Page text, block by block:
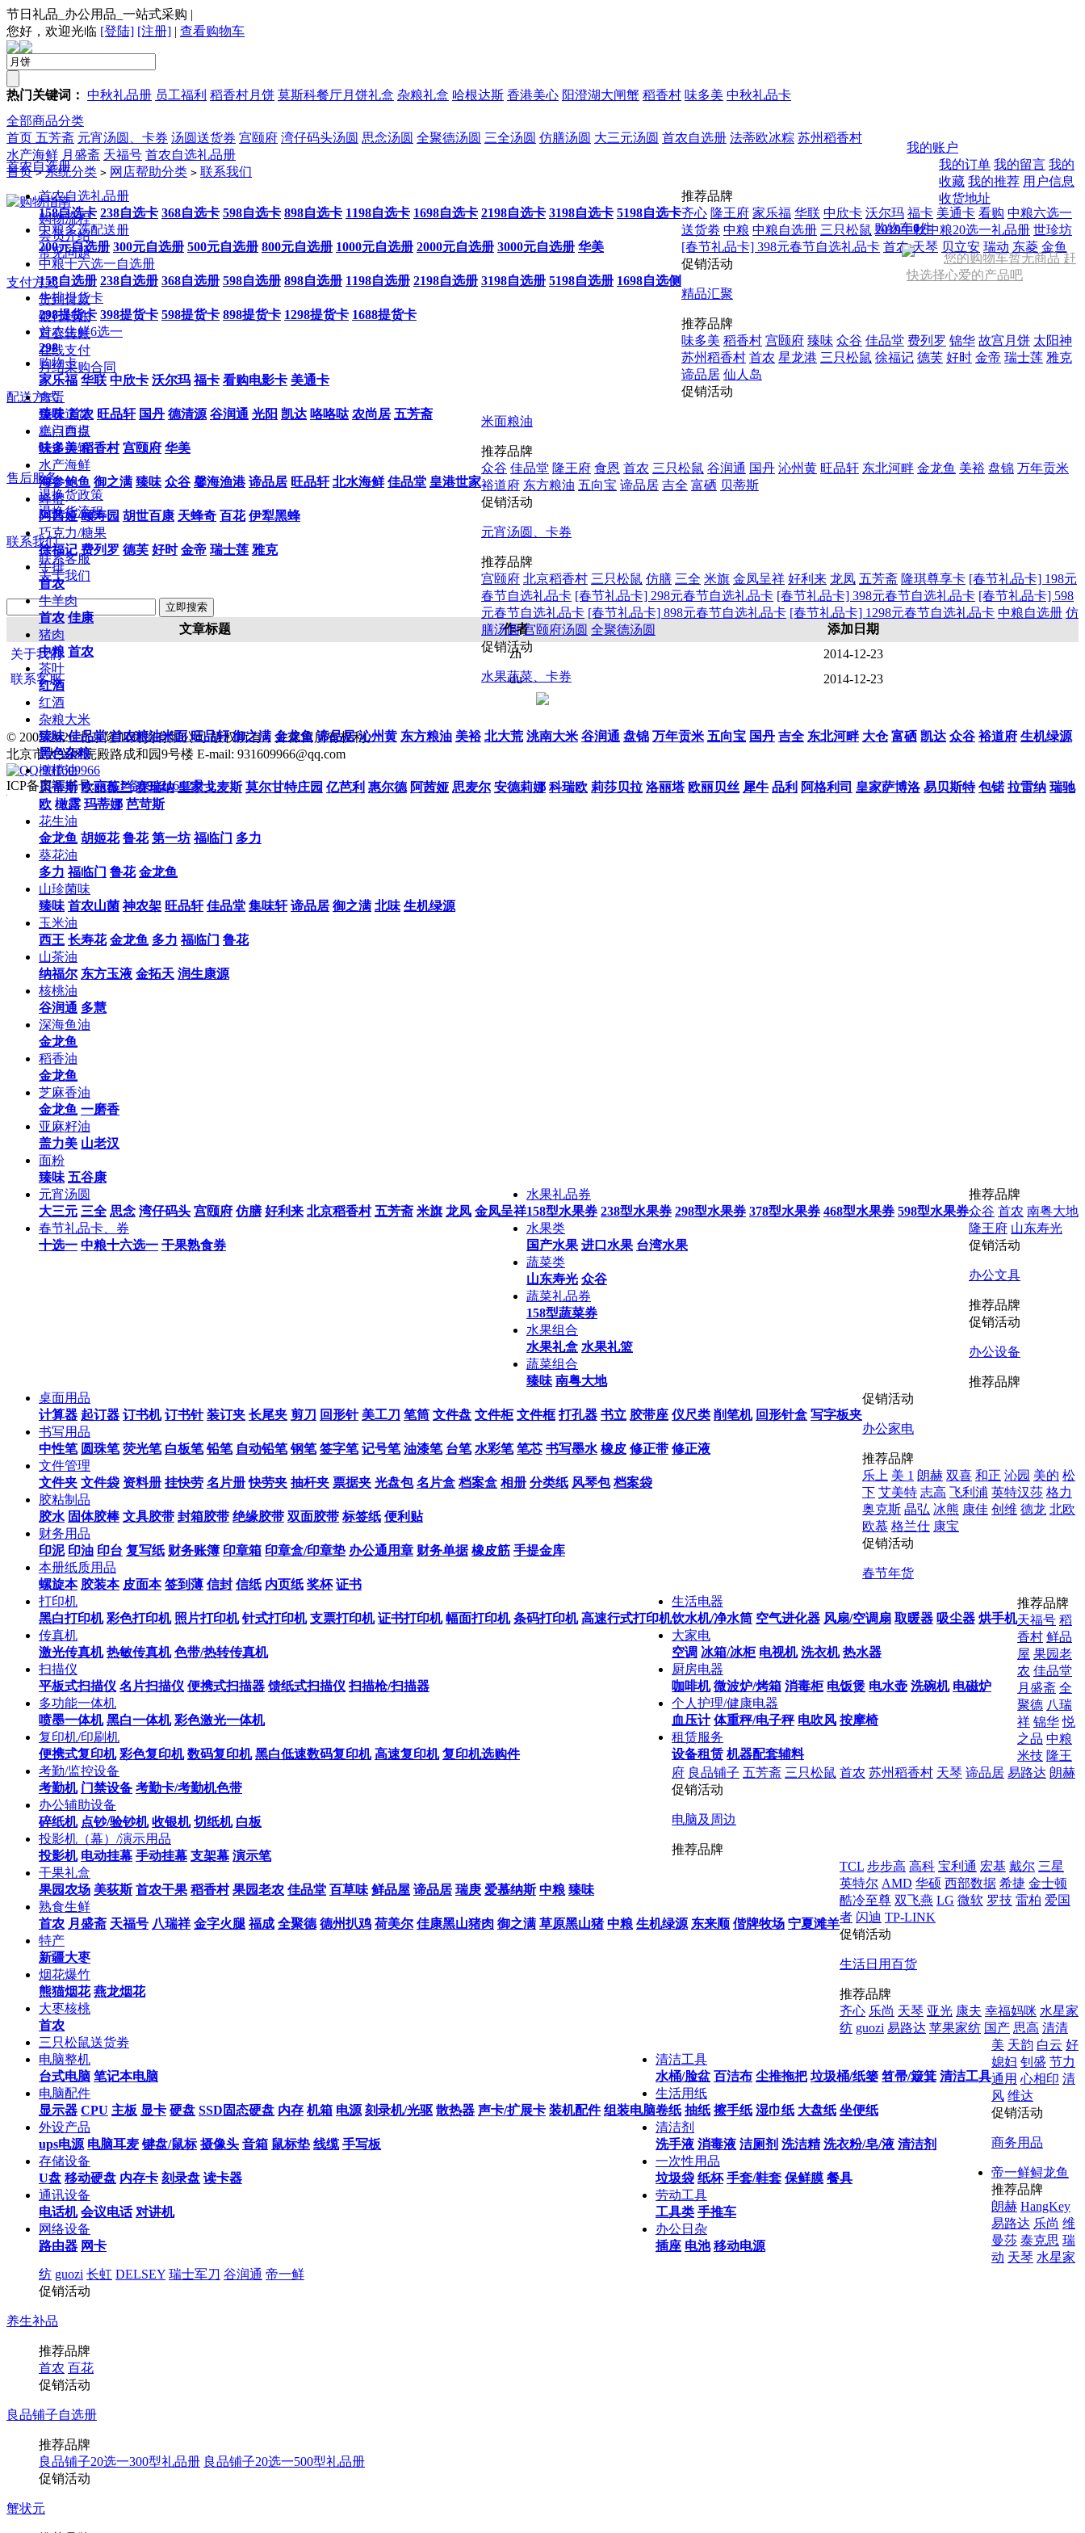
节日礼品_办公用品_一站式采购 |
您好，欢迎光临 [登陆] [注册] | 查看购物车
热门关键词： 中秋礼品册 员工福利 稻香村月饼 莫斯科餐厅月饼礼盒 杂粮礼盒 哈根达斯 香港美心 阳澄湖大闸蟹 稻香村 味多美 中秋礼品卡
我的账户
我的订单 我的留言 我的
收藏 我的推荐 用户信息
收货地址
购物车0件
您的购物车暂无商品 赶
快选择心爱的产品吧
全部商品分类
首农自选册
首农自选礼品册
158自选卡 238自选卡 368自选卡 598自选卡 898自选卡 1198自选卡 1698自选卡 2198自选卡 3198自选卡 5198自选卡
中粮多选配送册
200元自选册 300元自选册 500元自选册 800元自选册 1000元自选册 2000元自选册 3000元自选册 华美
中粮十六选一自选册
158自选册 238自选册 368自选册 598自选册 898自选册 1198自选册 2198自选册 3198自选册 5198自选册 1698自选侧
牛排提货卡
298提货卡 398提货卡 598提货卡 898提货卡 1298提货卡 1688提货卡
首农生鲜6选一
298
购物卡
家乐福 华联 中欣卡 沃尔玛 福卡 看购电影卡 美通卡
推荐品牌
齐心 隆王府 家乐福 华联 中欣卡 沃尔玛 福卡 美通卡 看购 中粮六选一
送货劵 中粮 中粮自选册 三只松鼠 2019中秋中粮20选一礼品册 世珍坊
[春节礼品卡] 398元春节自选礼品卡 首农 天琴 贝立安 瑞动 东菱 金鱼
促销活动
精品汇聚
禽蛋
臻味 首农 旺品轩 国丹 德清源 谷润通 光阳 凯达 咯咯哒 农尚居 五芳斋
糕点西点
味多美 稻香村 宫颐府 华美
水产海鲜
海参鲍鱼 御之满 臻味 众谷 馨海渔港 谛品居 旺品轩 北水海鲜 佳品堂 皇港世家
蜂蜜
阿茜娅 颐寿园 胡世百康 天蜂奇 百花 伊犁黑蜂
巧克力/糖果
徐福记 费列罗 德芙 好时 金帝 瑞士莲 雅克
牛排
首农
牛羊肉
首农 佳康
猪肉
中粮 首农
茶叶
红酒
红酒
推荐品牌
味多美 稻香村 宫颐府 臻味 众谷 佳品堂 费列罗 锦华 故宫月饼 太阳神
苏州稻香村 首农 星龙港 三只松鼠 徐福记 德芙 好时 金帝 瑞士莲 雅克
谛品居 仙人岛
促销活动
米面粮油
杂粮大米
臻味 佳品堂 首农粮油米面 旺品轩 御之满 金龙鱼 谛品居 沁州黄 东方粮油 美裕 北大荒 洮南大米 谷润通 盘锦 万年贡米 五向宝 国丹 吉全 东北河畔 大仓 富硒 凯达 众谷 裕道府 生机绿源
黑色杂粮
橄榄油
贝蒂斯 欧丽薇兰 赛瑞纳 皇家戈麦斯 莫尔甘特庄园 亿芭利 惠尔德 阿茜娅 思麦尔 安德莉娜 科瑞欧 莉莎贝拉 洛丽塔 欧丽贝丝 犀牛 品利 阿格利司 皇家萨博洛 易贝斯特 包锘 拉雷纳 瑞驰
欧 橄露 玛蒂娜 芭苛斯
花生油
金龙鱼 胡姬花 鲁花 第一坊 福临门 多力
葵花油
多力 福临门 鲁花 金龙鱼
山珍菌味
臻味 首农山菌 神农架 旺品轩 佳品堂 集味轩 谛品居 御之满 北味 生机绿源
玉米油
西王 长寿花 金龙鱼 多力 福临门 鲁花
山茶油
纳福尔 东方玉液 金拓天 润生康源
核桃油
谷润通 多慧
深海鱼油
金龙鱼
稻香油
金龙鱼
芝麻香油
金龙鱼 一磨香
亚麻籽油
盖力美 山老汉
面粉
臻味 五谷康
推荐品牌
众谷 佳品堂 隆王府 食恩 首农 三只松鼠 谷润通 国丹 沁州黄 旺品轩 东北河畔 金龙鱼 美裕 盘锦 万年贡米
裕道府 东方粮油 五向宝 谛品居 吉全 富硒 贝蒂斯
促销活动
元宵汤圆、卡券
元宵汤圆
大三元 三全 思念 湾仔码头 宫颐府 仿膳 好利来 北京稻香村 五芳斋 米旗 龙凤 金凤呈祥
春节礼品卡、券
十选一 中粮十六选一 干果熟食券
推荐品牌
宫颐府 北京稻香村 三只松鼠 仿膳 三全 米旗 金凤呈祥 好利来 龙凤 五芳斋 隆琪尊享卡 [春节礼品卡] 198元
春节自选礼品卡 [春节礼品卡] 298元春节自选礼品卡 [春节礼品卡] 398元春节自选礼品卡 [春节礼品卡] 598
元春节自选礼品卡 [春节礼品卡] 898元春节自选礼品卡 [春节礼品卡] 1298元春节自选礼品卡 中粮自选册 仿
膳汤圆 宫颐府汤圆 全聚德汤圆
促销活动
水果蔬菜、卡券
水果礼品券
158型水果券 238型水果券 298型水果券 378型水果券 468型水果券 598型水果券
水果类
国产水果 进口水果 台湾水果
蔬菜类
山东寿光 众谷
蔬菜礼品券
158型蔬菜券
水果组合
水果礼盒 水果礼篮
蔬菜组合
臻味 南粤大地
推荐品牌
众谷 首农 南粤大地
隆王府 山东寿光
促销活动
办公文具
桌面用品
计算器 起订器 订书机 订书针 装订夹 长尾夹 剪刀 回形针 美工刀 笔筒 文件盘 文件柜 文件框 打孔器 书立 胶带座 仪尺类 削笔机 回形针盒 写字板夹
书写用品
中性笔 圆珠笔 荧光笔 白板笔 铅笔 自动铅笔 钢笔 签字笔 记号笔 油漆笔 台笔 水彩笔 笔芯 书写墨水 橡皮 修正带 修正液
文件管理
文件夹 文件袋 资料册 挂快劳 名片册 快劳夹 抽杆夹 票据夹 光盘包 名片盒 档案盒 相册 分类纸 风琴包 档案袋
胶粘制品
胶水 固体胶棒 文具胶带 封箱胶带 绝缘胶带 双面胶带 标签纸 便利贴
财务用品
印泥 印油 印台 复写纸 财务账簿 印章箱 印章盒/印章垫 办公通用章 财务单据 橡皮筋 手提金库
本册纸质用品
螺旋本 胶装本 皮面本 签到薄 信封 信纸 内页纸 奖杯 证书
推荐品牌
促销活动
办公设备
打印机
黑白打印机 彩色打印机 照片打印机 针式打印机 支票打印机 证书打印机 幅面打印机 条码打印机 高速行式打印机
传真机
激光传真机 热敏传真机 色带/热转传真机
扫描仪
平板式扫描仪 名片扫描仪 便携式扫描器 馈纸式扫描仪 扫描枪/扫描器
多功能一体机
喷墨一体机 黑白一体机 彩色激光一体机
复印机/印刷机
便携式复印机 彩色复印机 数码复印机 黑白低速数码复印机 高速复印机 复印机选购件
考勤/监控设备
考勤机 门禁设备 考勤卡/考勤机色带
办公辅助设备
碎纸机 点钞/验钞机 收银机 切纸机 白板
投影机（幕）/演示用品
投影机 电动挂幕 手动挂幕 支架幕 演示笔
推荐品牌
促销活动
办公家电
生活电器
饮水机/净水筒 空气进化器 风扇/空调扇 取暖器 吸尘器 烘手机
大家电
空调 冰箱/冰柜 电视机 洗衣机 热水器
厨房电器
咖啡机 微波炉/烤箱 消毒柜 电饭煲 电水壶 洗碗机 电磁炉
个人护理/健康电器
血压计 体重秤/电子秤 电吹风 按摩椅
租赁服务
设备租赁 机器配套辅料
推荐品牌
乐上 美 1 朗赫 双喜 和正 沁园 美的 松
下 艾美特 志高 飞利浦 英特汉莎 格力
奥克斯 晶弘 冰熊 康佳 创维 德龙 北欧
欧慕 格兰仕 康宝
促销活动
春节年货
干果礼盒
果园农场 美荻斯 首农干果 稻香村 果园老农 佳品堂 百草味 鲜品屋 谛品居 瑞庚 爱慕纳斯 中粮 臻味
熟食生鲜
首农 月盛斋 天福号 八瑞祥 金字火腿 福成 全聚德 德州扒鸡 荷美尔 佳康黑山猪肉 御之满 草原黑山猪 中粮 生机绿源 东来顺 偕牌牧场 宁夏滩羊
特产
新疆大枣
烟花爆竹
熊猫烟花 燕龙烟花
大枣核桃
首农
三只松鼠送货劵
推荐品牌
天福号 稻
香村 鲜品
屋 果园老
农 佳品堂
月盛斋 全
聚德 八瑞
祥 锦华 悦
之品 中粮
米技 隆王
府 良品铺子 五芳斋 三只松鼠 首农 苏州稻香村 天琴 谛品居 易路达 朗赫
促销活动
电脑及周边
电脑整机
台式电脑 笔记本电脑
电脑配件
显示器 CPU 主板 显卡 硬盘 SSD固态硬盘 内存 机箱 电源 刻录机/光驱 散热器 声卡/扩展卡 装机配件 组装电脑
外设产品
ups电源 电脑耳麦 键盘/鼠标 摄像头 音箱 鼠标垫 线缆 手写板
存储设备
U盘 移动硬盘 内存卡 刻录盘 读卡器
通讯设备
电话机 会议电话 对讲机
网络设备
路由器 网卡
推荐品牌
TCL 步步高 高科 宝利通 宏基 戴尔 三星
英特尔 AMD 华硕 西部数据 希捷 金士顿
酷冷至尊 双飞燕 LG 微软 罗技 雷柏 爱国
者 闪迪 TP-LINK
促销活动
生活日用百货
清洁工具
水桶/脸盆 百洁布 尘推拖把 垃圾桶/纸篓 笤帚/簸箕 清洁工具
生活用纸
卷纸 抽纸 擦手纸 湿巾纸 大盘纸 坐便纸
清洁剂
洗手液 消毒液 洁厕剂 洗洁精 洗衣粉/皂/液 清洁剂
一次性用品
垃圾袋 纸杯 手套/鞋套 保鲜膜 餐具
劳动工具
工具类 手推车
办公日杂
插座 电池 移动电源
推荐品牌
齐心 乐尚 天琴 亚光 康夫 幸福妈咪 水星家
纺 guozi 易路达 苹果家纺 国产 思高 清清
美 天韵 白云 好
媳妇 钊盛 节力
通用 心相印 清
风 维达
促销活动
商务用品
帝一鲜鲟龙鱼
推荐品牌
朗赫 HangKey
易路达 乐尚 维
曼莎 泰克思 瑞
动 天琴 水星家
纺 guozi 长虹 DELSEY 瑞士军刀 谷润通 帝一鲜
促销活动
养生补品
推荐品牌
首农 百花
促销活动
良品铺子自选册
推荐品牌
良品铺子20选一300型礼品册 良品铺子20选一500型礼品册
促销活动
蟹状元
首页 五芳斋 元宵汤圆、卡券 汤圆送货券 宫颐府 湾仔码头汤圆 思念汤圆 全聚德汤圆 三全汤圆 仿膳汤圆 大三元汤圆 首农自选册 法蒂欧冰粽 苏州稻香村
水产海鲜 月盛斋 天福号 首农自选礼品册
首页 > 系统分类 > 网店帮助分类 > 联系我们
购物指南
购物流程
会员介绍
常见问题
支付方式
货到付款
银行转账
对公转账
在线支付
月结采购合同
配送方式
免费送货
上门自提
快递运输
售后服务
退换货政策
退换货流程
联系我们
联系客服
关于我们
文章标题 作者
添加日期
关于我们
zh
2014-12-23
联系客服
du 2014-12-23
© 2005-2026 北京隆旭商贸有限公司 版权所有，并保留所有权利。
北京市大兴区庑殿路成和园9号楼 E-mail: 931609966@qq.com
931609966
ICP备案证书号:京ICP备19021642号-1